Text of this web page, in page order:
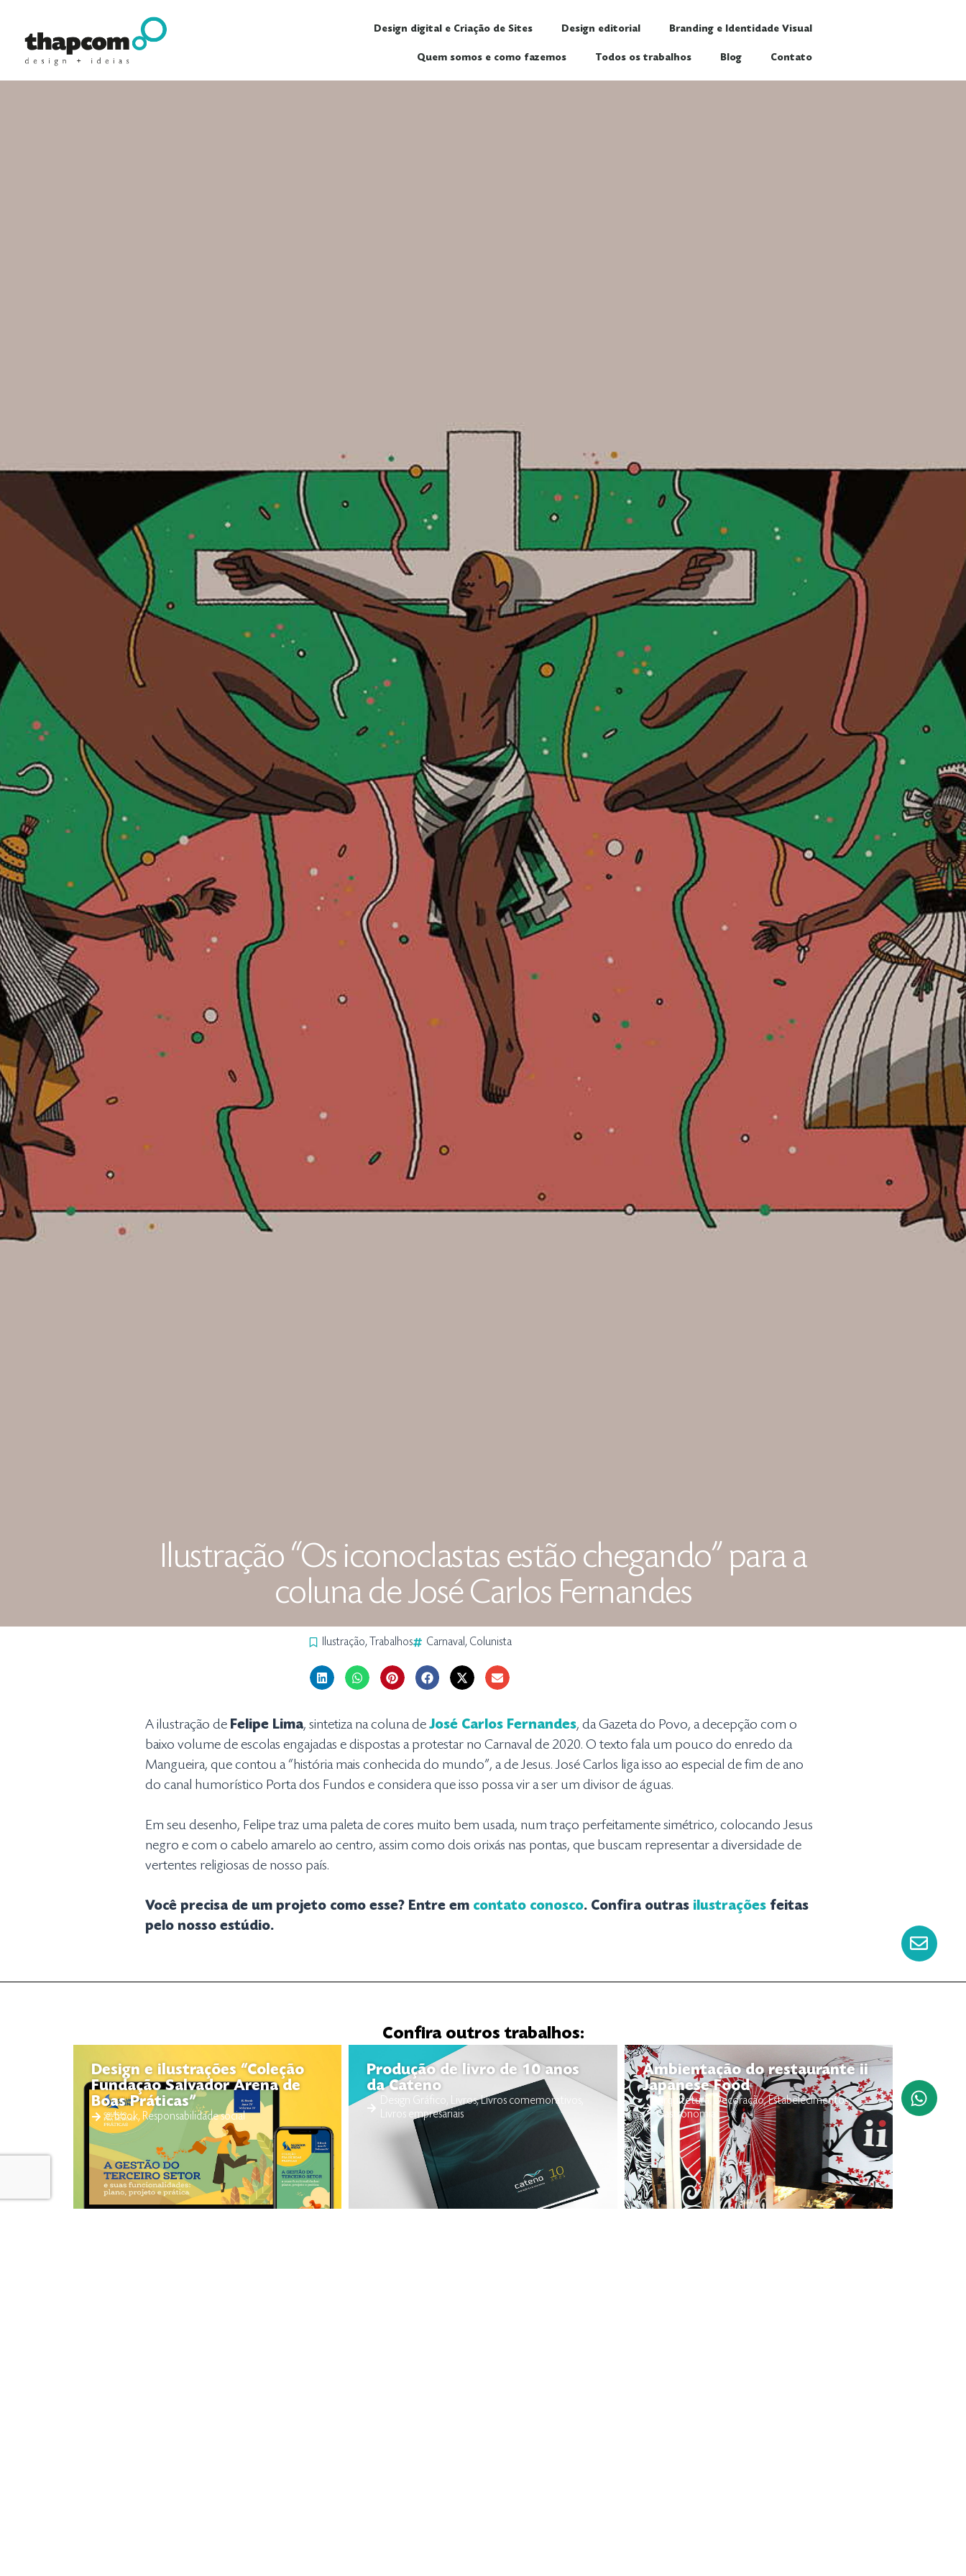
Design digital e Criação de Sites Design editorial Branding e Identidade Visual
Quem somos e como fazemos Todos os trabalhos Blog Contato
Ilustração “Os iconoclastas estão chegando” para a
coluna de José Carlos Fernandes
Ilustração, Trabalhos Carnaval, Colunista
A ilustração de Felipe Lima, sintetiza na coluna de José Carlos Fernandes, da Gazeta do Povo, a decepção com o
baixo volume de escolas engajadas e dispostas a protestar no Carnaval de 2020. O texto fala um pouco do enredo da
Mangueira, que contou a “história mais conhecida do mundo”, a de Jesus. José Carlos liga isso ao especial de fim de ano
do canal humorístico Porta dos Fundos e considera que isso possa vir a ser um divisor de águas.
Em seu desenho, Felipe traz uma paleta de cores muito bem usada, num traço perfeitamente simétrico, colocando Jesus
negro e com o cabelo amarelo ao centro, assim como dois orixás nas pontas, que buscam representar a diversidade de
vertentes religiosas de nosso país.
Você precisa de um projeto como esse? Entre em contato conosco. Confira outras ilustraçõesfeitas
pelo nosso estúdio.
Confira outros trabalhos:
Design e ilustrações “Coleção
Fundação Salvador Arena de
Boas Práticas”
e-book, Responsabilidade social
Produção de livro de 10 anos
da Cateno
Design Gráfico, Livros,Livros comemorativos
Livros empresariais
Ambientação do restaurante ii
Japanese Food
Arquitetura, Decoração,Estabelecimentos,
Gastronomia